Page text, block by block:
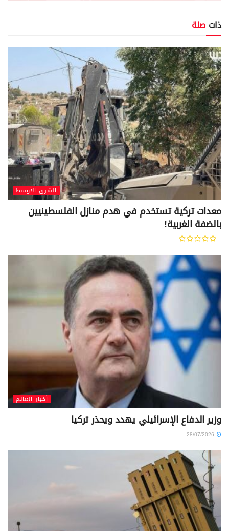
ذات صلة
الشرق الأوسط
معدات تركية تستخدم في هدم منازل الفلسطينيين
بالضفة الغربية!
أخبار العالم
وزير الدفاع الإسرائيلي يهدد ويحذر تركيا